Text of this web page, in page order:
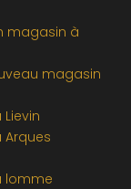
magasin à
magasin
lomme